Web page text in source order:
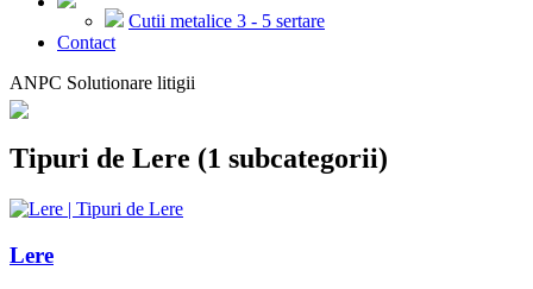
Cutii metalice 3 - 5 sertare
Contact
ANPC Solutionare litigii
Tipuri de Lere (1 subcategorii)
Lere